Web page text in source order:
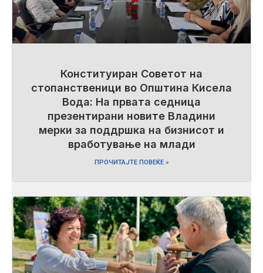
Конституиран Советот на
стопанственици во Општина Кисела
Вода: На првата седница
презентирани новите Владини
мерки за поддршка на бизнисот и
вработување на млади
ПРОЧИТАЈТЕ ПОВЕЌЕ »